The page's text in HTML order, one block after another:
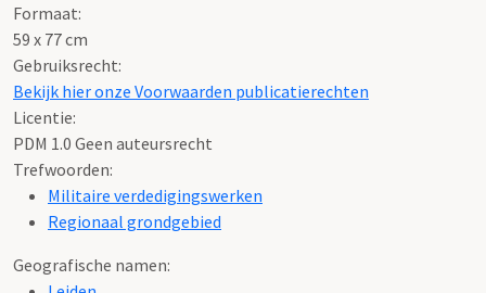
Formaat:
59 x 77 cm
Gebruiksrecht:
Bekijk hier onze Voorwaarden publicatierechten
Licentie:
PDM 1.0 Geen auteursrecht
Trefwoorden:
Militaire verdedigingswerken
Regionaal grondgebied
Geografische namen: